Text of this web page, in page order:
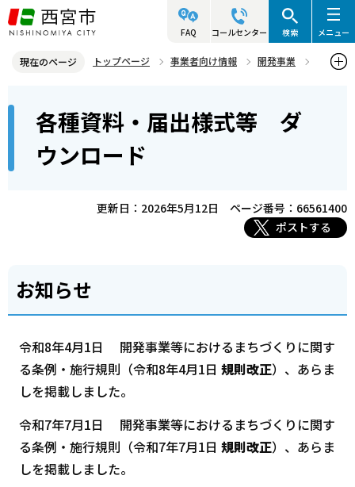
こ
の
ジ
頭
FAQ コールセンター 検索 メニュー
現在のページ トップページ 事業者向け情報
開発事業
各種資料・届出様式等 ダウンロード
各種資料・届出様式等 ダ
ウンロード
更新日：2026年5月12日
ページ番号：66561400
ポストする
お知らせ
令和8年4月1日 開発事業等におけるまちづくりに関す
る条例・施行規則（令和8年4月1日 規則改正）、あらま
しを掲載しました。
令和7年7月1日 開発事業等におけるまちづくりに関す
る条例・施行規則（令和7年7月1日 規則改正）、あらま
しを掲載しました。